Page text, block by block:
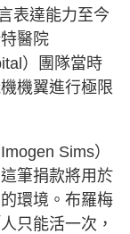
表達能力至今
醫院
）團隊當時
機翼進行極限
Sims）
筆捐款將用於
環境。布羅梅
只能活一次，